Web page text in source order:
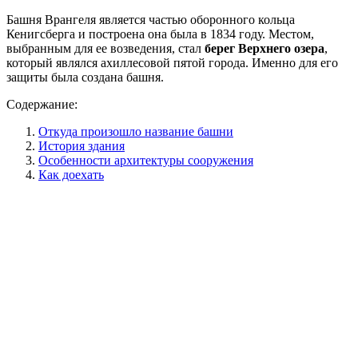
Башня Врангеля является частью оборонного кольца
Кенигсберга и построена она была в 1834 году. Местом,
выбранным для ее возведения, стал берег Верхнего озера,
который являлся ахиллесовой пятой города. Именно для его
защиты была создана башня.
Содержание:
Откуда произошло название башни
История здания
Особенности архитектуры сооружения
Как доехать